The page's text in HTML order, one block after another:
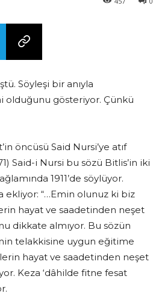
Söyleşi bir anıyla
olduğunu gösteriyor. Çünkü
öncüsü Said Nursi’ye atıf
Said-i Nursi bu sözü Bitlis’in iki
1911’de söylüyor.
ekliyor: “…Emin olunuz ki biz
hayat ve saadetinden neşet
dikkate almıyor. Bu sözün
telakkisine uygun eğitime
hayat ve saadetinden neşet
Keza ‘dâhilde fitne fesat